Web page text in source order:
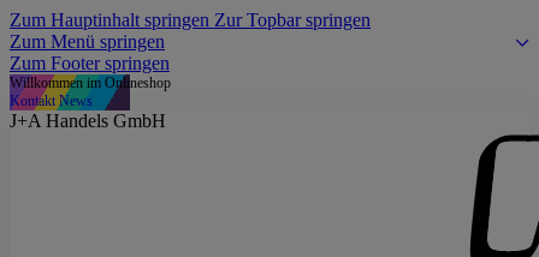
Zum Hauptinhalt springen Zur Topbar springen
Zum Menü springen
Zum Footer springen
Willkommen im Onlineshop
Kontakt News
J+A Handels GmbH